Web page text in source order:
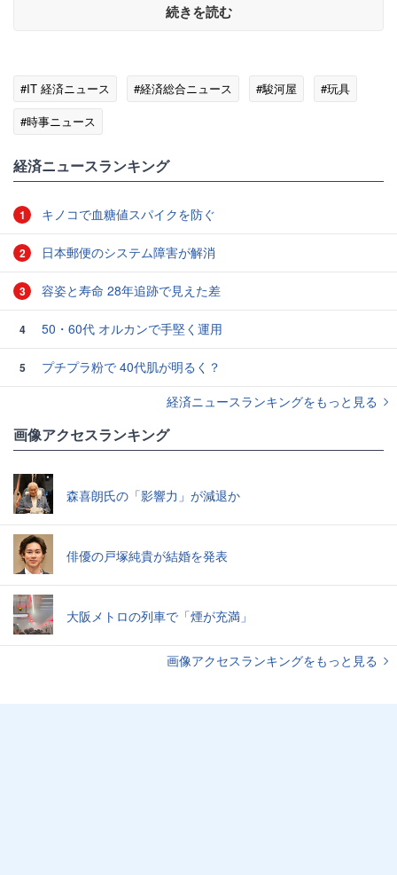
続きを読む
#IT 経済ニュース #経済総合ニュース #駿河屋
#玩具
#時事ニュース
経済ニュースランキング
1 キノコで血糖値スパイクを防ぐ
2 日本郵便のシステム障害が解消
3 容姿と寿命 28年追跡で見えた差
4 50・60代 オルカンで手堅く運用
5
プチプラ粉で 40代肌が明るく？
経済ニュースランキングをもっと見る
画像アクセスランキング
森喜朗氏の「影響力」が減退か
俳優の戸塚純貴が結婚を発表
大阪メトロの列車で「煙が充満」
画像アクセスランキングをもっと見る